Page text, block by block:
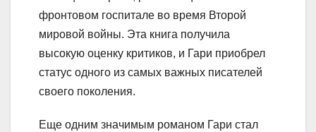
фронтовом госпитале во время Второй
мировой войны. Эта книга получила
высокую оценку критиков, и Гари приобрел
статус одного из самых важных писателей
своего поколения.
Еще одним значимым романом Гари стал